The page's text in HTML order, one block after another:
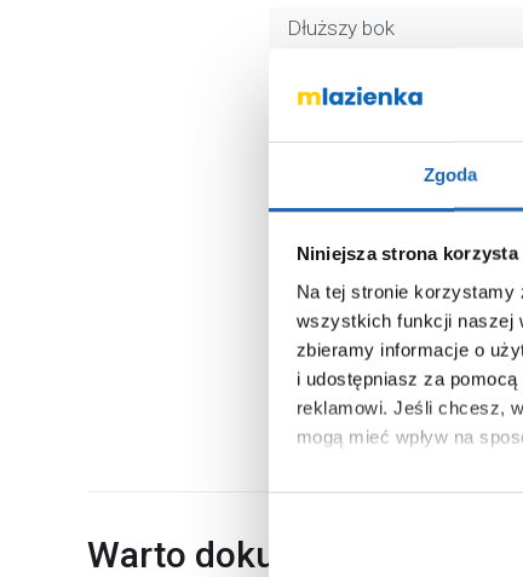
Zgoda
Niniejsza strona
Na tej stronie korzystamy
wszystkich funkcji naszej
zbieramy informacje o
i udostępniasz za
reklamowi. Jeśli chcesz,
mogą mieć wpływ na
Aby uzyskać więcej
Dłuższy bok
Kształt
Zintegrowana obudowa
Wymiary z opakowaniem
Waga z opakowaniem
Dane producenta
Warto dokupić